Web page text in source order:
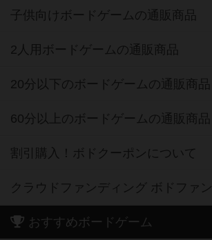
子供向けボードゲームの通販商品
2人用ボードゲームの通販商品
20分以下のボードゲームの通販商品
60分以上のボードゲームの通販商品
割引購入！ボドクーポンについて
クラウドファンディング ボドファン
おすすめボードゲーム